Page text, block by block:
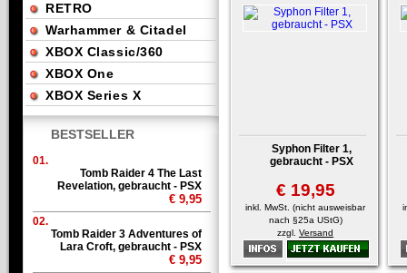
Syphon Filter 1,
gebraucht - PSX
€ 19,95
inkl. MwSt. (nicht ausweisbar
nach §25a UStG)
zzgl. Versand
RETRO
Warhammer & Citadel
XBOX Classic/360
XBOX One
XBOX Series X
BESTSELLER
01.
Tomb Raider 4 The Last
Revelation, gebraucht - PSX
€ 9,95
02.
Tomb Raider 3 Adventures of
Lara Croft, gebraucht - PSX
€ 9,95